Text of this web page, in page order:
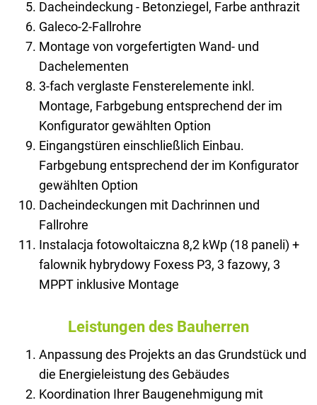
Dacheindeckung - Betonziegel, Farbe anthrazit
Galeco-2-Fallrohre
Montage von vorgefertigten Wand- und
Dachelementen
3-fach verglaste Fensterelemente inkl.
Montage, Farbgebung entsprechend der im
Konfigurator gewählten Option
Eingangstüren einschließlich Einbau.
Farbgebung entsprechend der im Konfigurator
gewählten Option
Dacheindeckungen mit Dachrinnen und
Fallrohre
Instalacja fotowoltaiczna 8,2 kWp (18 paneli) +
falownik hybrydowy Foxess P3, 3 fazowy, 3
MPPT inklusive Montage
Leistungen des Bauherren
Anpassung des Projekts an das Grundstück und
die Energieleistung des Gebäudes
Koordination Ihrer Baugenehmigung mit